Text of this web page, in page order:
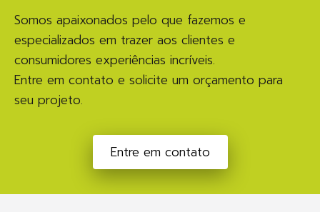
Somos apaixonados pelo que fazemos e
especializados em trazer aos clientes e
consumidores experiências incríveis.
Entre em contato e solicite um orçamento para
seu projeto.
Entre em contato